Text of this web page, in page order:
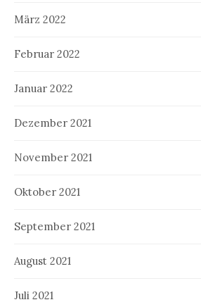
März 2022
Februar 2022
Januar 2022
Dezember 2021
November 2021
Oktober 2021
September 2021
August 2021
Juli 2021